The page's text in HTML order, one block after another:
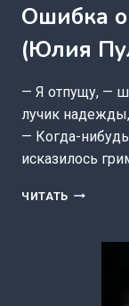
Ошибка
(Юлия
— Я отпущу, —
лучик
— Когда-
исказилось
ЧИТАТЬ ОШИБКА
(ЮЛИЯ